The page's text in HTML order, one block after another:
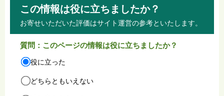
この情報は役に立ちましたか？
お寄せいただいた評価はサイト運営の参考といたします。
質問：このページの情報は役に立ちましたか？
役に立った
どちらともいえない